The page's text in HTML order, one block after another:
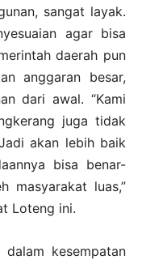
sangat layak.
agar bisa
daerah pun
anggaran besar,
dari awal. “Kami
juga tidak
akan lebih baik
bisa benar-
masyarakat luas,”
Loteng ini.
kesempatan